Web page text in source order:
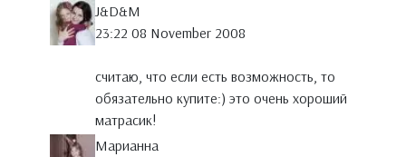
J&D&M
23:22 08 November 2008
считаю, что если есть возможность, то
обязательно купите:) это очень хороший
матрасик!
Марианна